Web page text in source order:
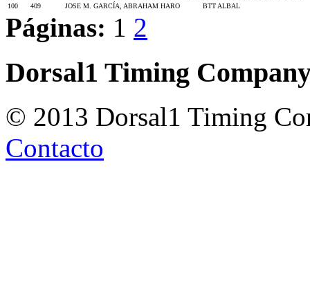
100
409 JOSE M. GARCÍA, ABRAHAM HARO BTT ALBAL
Páginas: 1 2
Dorsal1 Timing
© 2013 Dorsal1 Timing
Contacto